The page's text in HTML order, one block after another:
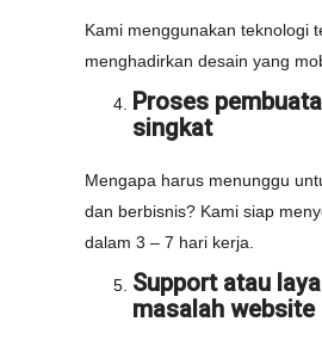
Kami menggunakan teknologi
menghadirkan desain yang
Proses
singkat
Mengapa harus menunggu
dan berbisnis? Kami siap
dalam 3 – 7 hari kerja.
Support atau
masalah website